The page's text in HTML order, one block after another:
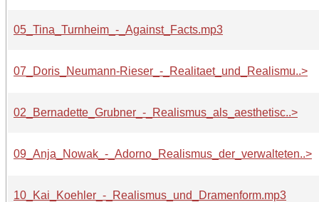
05_Tina_Turnheim_-_Against_Facts.mp3
07_Doris_Neumann-Rieser_-_Realitaet_und_Realismu..>
02_Bernadette_Grubner_-_Realismus_als_aesthetisc..>
09_Anja_Nowak_-_Adorno_Realismus_der_verwalteten..>
10_Kai_Koehler_-_Realismus_und_Dramenform.mp3